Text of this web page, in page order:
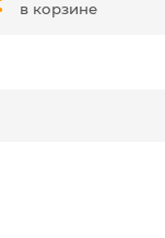
в корзине